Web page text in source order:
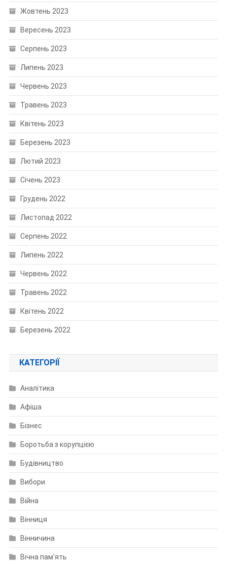
Жовтень 2023
Вересень 2023
Серпень 2023
Липень 2023
Червень 2023
Травень 2023
Квітень 2023
Березень 2023
Лютий 2023
Січень 2023
Грудень 2022
Листопад 2022
Серпень 2022
Липень 2022
Червень 2022
Травень 2022
Квітень 2022
Березень 2022
КАТЕГОРІЇ
Аналітика
Афіша
Бізнес
Боротьба з корупцією
Будівництво
Вибори
Війна
Вінниця
Вінничина
Вічна пам'ять